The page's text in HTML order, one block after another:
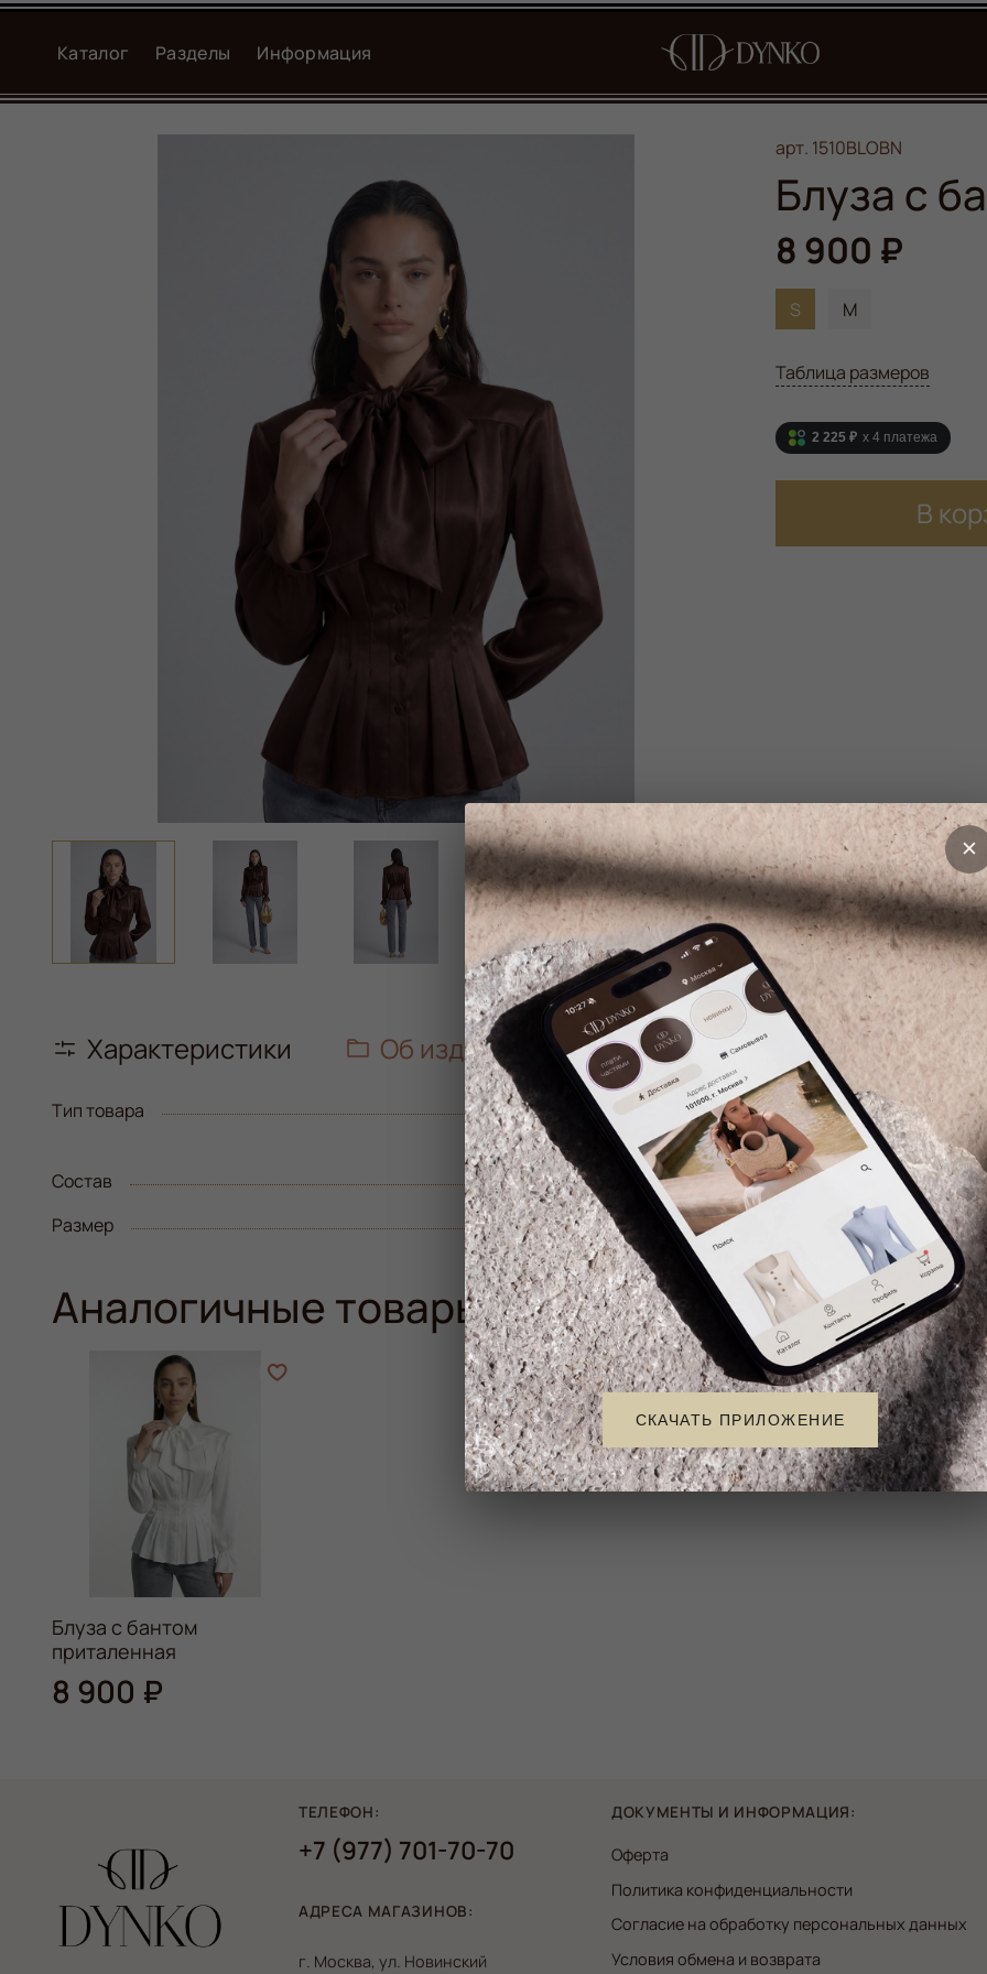
Каталог Разделы Информация
арт. 1510BLOBN
Блуза с
8 900 ₽
Таблица размеров
2 225 ₽ x 4 платежа
В
S M
Характеристики Об изделии Параметры изделия
Тип товара Блуза Бренд
Состав
70% вискоза, 30%
полиэстер
Цвет
Размер
Линейка S-M Длина рукава
Аналогичные товары
Блуза с бантом
приталенная
8 900 ₽
ТЕЛЕФОН:
+7 (977) 701-70-70
АДРЕСА МАГАЗИНОВ:
г. Москва, ул. Новинский
ДОКУМЕНТЫ И ИНФОРМАЦИЯ:
Оферта
Политика конфиденциальности
Согласие на обработку персональных данных
Условия обмена и возврата
СКАЧАТЬ ПРИЛОЖЕНИЕ